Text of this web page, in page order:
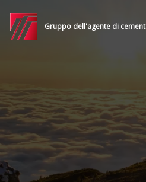
Gruppo dell'agente di